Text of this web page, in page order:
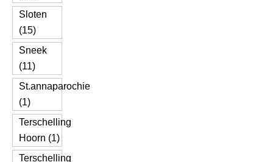
Sloten
(15)
Sneek
(11)
St.annaparochie
(1)
Terschelling
Hoorn (1)
Terschelling